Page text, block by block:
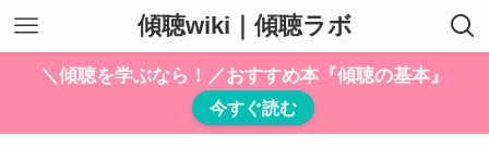
傾聴wiki｜傾聴ラボ
＼傾聴を学ぶなら！／おすすめ本『傾聴の基本』
今すぐ読む